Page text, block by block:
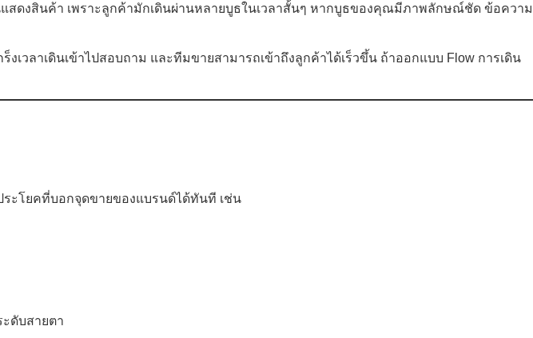
สดงสินค้า เพราะลูกค้ามักเดินผ่านหลายบูธในเวลาสั้นๆ หากบูธของคุณมีภาพลักษณ์ชัด ข้อความ
วลาเดินเข้าไปสอบถาม และทีมขายสามารถเข้าถึงลูกค้าได้เร็วขึ้น ถ้าออกแบบ Flow การเดิน
ระโยคที่บอกจุดขายของแบรนด์ได้ทันที เช่น
ดับสายตา